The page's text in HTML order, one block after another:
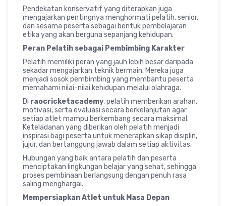
Pendekatan konservatif yang diterapkan juga
mengajarkan pentingnya menghormati pelatih, senior,
dan sesama peserta sebagai bentuk pembelajaran
etika yang akan berguna sepanjang kehidupan.
Peran Pelatih sebagai Pembimbing Karakter
Pelatih memiliki peran yang jauh lebih besar daripada
sekadar mengajarkan teknik bermain. Mereka juga
menjadi sosok pembimbing yang membantu peserta
memahami nilai-nilai kehidupan melalui olahraga.
Di raocricketacademy, pelatih memberikan arahan,
motivasi, serta evaluasi secara berkelanjutan agar
setiap atlet mampu berkembang secara maksimal.
Keteladanan yang diberikan oleh pelatih menjadi
inspirasi bagi peserta untuk menerapkan sikap disiplin,
jujur, dan bertanggung jawab dalam setiap aktivitas.
Hubungan yang baik antara pelatih dan peserta
menciptakan lingkungan belajar yang sehat, sehingga
proses pembinaan berlangsung dengan penuh rasa
saling menghargai.
Mempersiapkan Atlet untuk Masa Depan